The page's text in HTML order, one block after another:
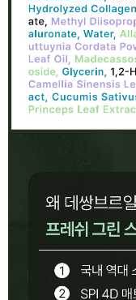
이코 라이프 하